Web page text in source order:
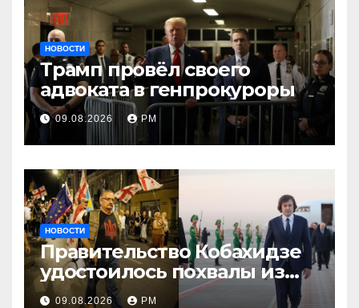
НОВОСТИ
Трамп провёл своего
адвоката в генпрокуроры
09.08.2026 РМ
НОВОСТИ
Правительство Кобахидзе
удостоилось похвалы из
Москвы
09.08.2026 РМ